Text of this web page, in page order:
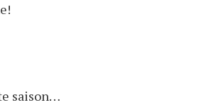
saison…